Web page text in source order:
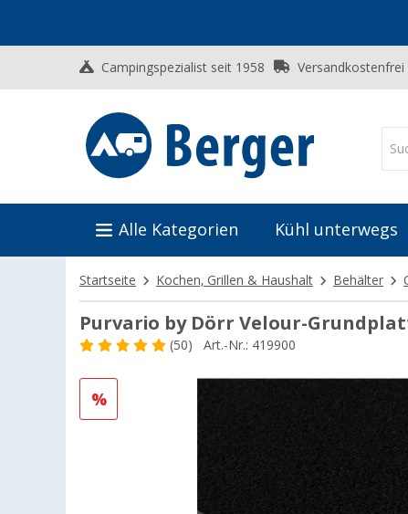
Campingspezialist seit 1958 Versandkostenfrei
Alle Kategorien Kühl unterwegs
Startseite Kochen, Grillen & Haushalt Behälter
Purvario by Dörr Velour-
(50) Art.-Nr.: 419900
%